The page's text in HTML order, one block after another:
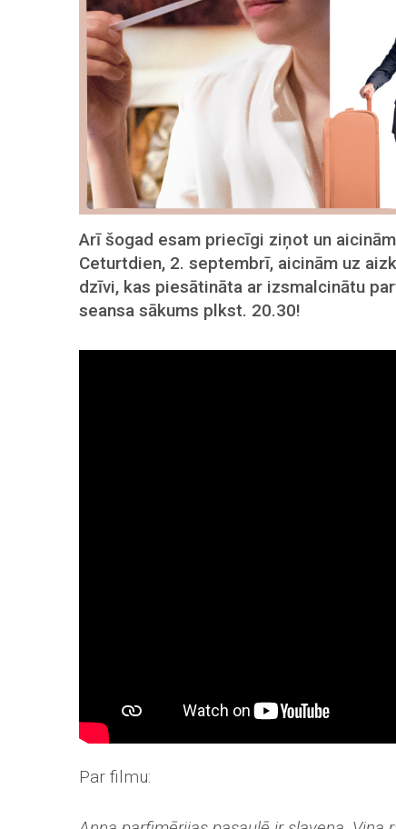
Arī šogad esam priecīgi ziņot un
Ceturtdien, 2. septembrī, aicinām uz
dzīvi, kas piesātināta ar izsmalcinātu
seansa sākums plkst. 20.30!
Par filmu: